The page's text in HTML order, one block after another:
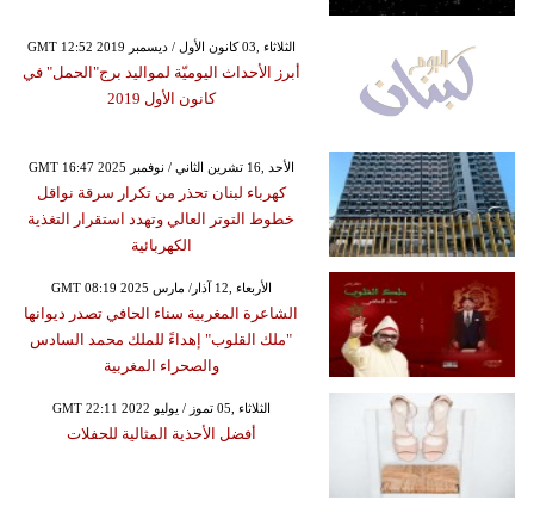
GMT 12:52 2019 الثلاثاء ,03 كانون الأول / ديسمبر
أبرز الأحداث اليوميّة لمواليد برج"الحمل" في
كانون الأول 2019
GMT 16:47 2025 الأحد ,16 تشرين الثاني / نوفمبر
كهرباء لبنان تحذر من تكرار سرقة نواقل
خطوط التوتر العالي وتهدد استقرار التغذية
الكهربائية
GMT 08:19 2025 الأربعاء ,12 آذار/ مارس
الشاعرة المغربية سناء الحافي تصدر ديوانها
"ملك القلوب" إهداءً للملك محمد السادس
والصحراء المغربية
GMT 22:11 2022 الثلاثاء ,05 تموز / يوليو
أفضل الأحذية المثالية للحفلات